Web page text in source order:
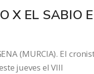
X EL SABIO
(MURCIA). El
jueves el VIII